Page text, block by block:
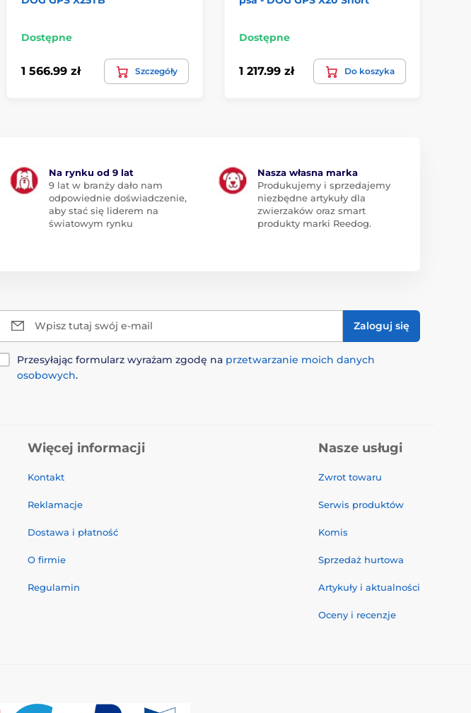
Dostępne
1 566.99 zł Szczegóły
Dostępne
1 217.99 zł Do koszyka
Na rynku od 9 lat
9 lat w branży dało nam
odpowiednie doświadczenie,
aby stać się liderem na
światowym rynku
Nasza własna marka
Produkujemy i sprzedajemy
niezbędne artykuły dla
zwierzaków oraz smart
produkty marki Reedog.
Wpisz tutaj swój e-mail Zaloguj się
Przesyłając formularz wyrażam zgodę na przetwarzanie moich danych
osobowych.
Więcej informacji
Kontakt
Reklamacje
Dostawa i płatność
O firmie
Regulamin
Nasze usługi
Zwrot towaru
Serwis produktów
Komis
Sprzedaż hurtowa
Artykuły i aktualności
Oceny i recenzje